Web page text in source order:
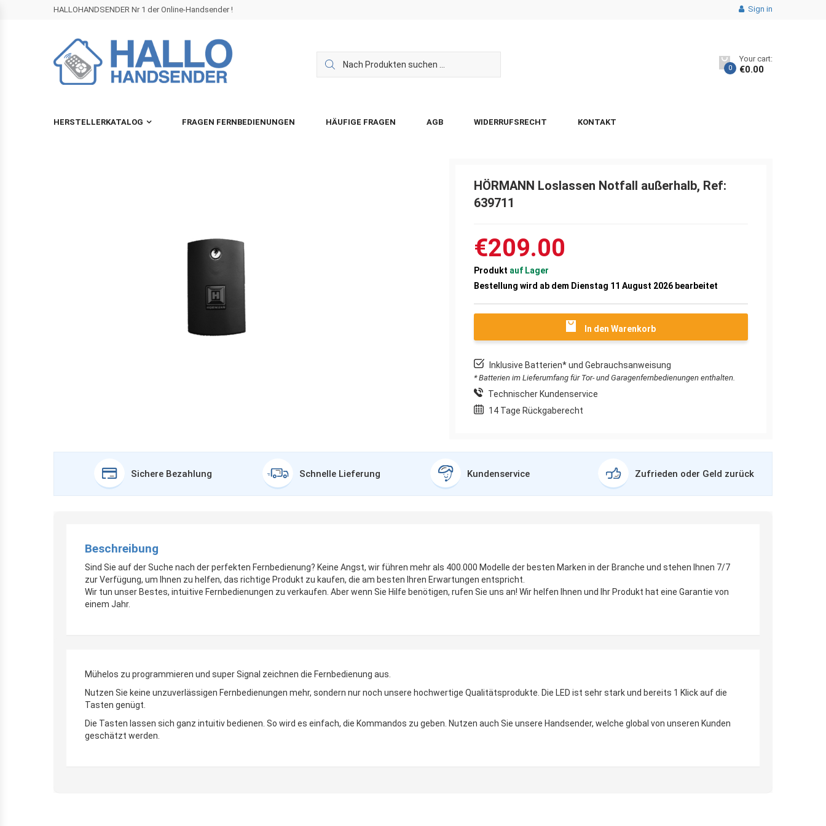
HALLOHANDSENDER Nr 1 der Online-Handsender ! Sign in
0
Your cart:
€0.00
HERSTELLERKATALOG FRAGEN FERNBEDIENUNGEN HÄUFIGE FRAGEN AGB WIDERRUFSRECHT KONTAKT
HÖRMANN Loslassen Notfall außerhalb, Ref:
639711
€209.00
Produkt auf Lager
Bestellung wird ab dem Dienstag 11 August 2026 bearbeitet
In den Warenkorb
Inklusive Batterien* und Gebrauchsanweisung
* Batterien im Lieferumfang für Tor- und Garagenfernbedienungen enthalten.
Technischer Kundenservice
14 Tage Rückgaberecht
Sichere Bezahlung Schnelle Lieferung Kundenservice Zufrieden oder Geld zurück
Beschreibung
Sind Sie auf der Suche nach der perfekten Fernbedienung? Keine Angst, wir führen mehr als 400.000 Modelle der besten Marken in der Branche und stehen Ihnen 7/7
zur Verfügung, um Ihnen zu helfen, das richtige Produkt zu kaufen, die am besten Ihren Erwartungen entspricht.
Wir tun unser Bestes, intuitive Fernbedienungen zu verkaufen. Aber wenn Sie Hilfe benötigen, rufen Sie uns an! Wir helfen Ihnen und Ihr Produkt hat eine Garantie von
einem Jahr.
Mühelos zu programmieren und super Signal zeichnen die Fernbedienung aus.
Nutzen Sie keine unzuverlässigen Fernbedienungen mehr, sondern nur noch unsere hochwertige Qualitätsprodukte. Die LED ist sehr stark und bereits 1 Klick auf die
Tasten genügt.
Die Tasten lassen sich ganz intuitiv bedienen. So wird es einfach, die Kommandos zu geben. Nutzen auch Sie unsere Handsender, welche global von unseren Kunden
geschätzt werden.